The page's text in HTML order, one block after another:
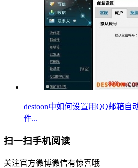
destoon中如何设置用QQ邮箱自
件...
扫一扫手机阅读
关注官方微博微信有惊喜哦